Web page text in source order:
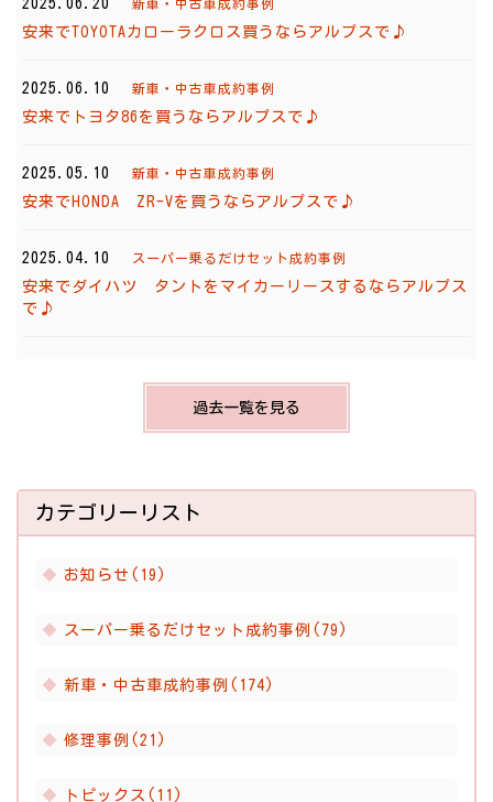
2025.06.20 新車・中古車成約事例
安来でTOYOTAカローラクロス買うならアルプスで♪
2025.06.10 新車・中古車成約事例
安来でトヨタ86を買うならアルプスで♪
2025.05.10 新車・中古車成約事例
安来でHONDA ZR-Vを買うならアルプスで♪
2025.04.10 スーパー乗るだけセット成約事例
安来でダイハツ タントをマイカーリースするならアルプス
で♪
過去一覧を見る
カテゴリーリスト
お知らせ(19)
スーパー乗るだけセット成約事例(79)
新車・中古車成約事例(174)
修理事例(21)
トピックス(11)